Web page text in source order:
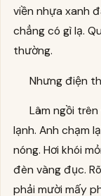
viền nhựa xanh
chẳng có gì lạ.
thường.
Nhưng điện
Lâm ngồi
lạnh. Anh chạm
nóng. Hơi khói
đèn vàng đục.
phải mười mấy